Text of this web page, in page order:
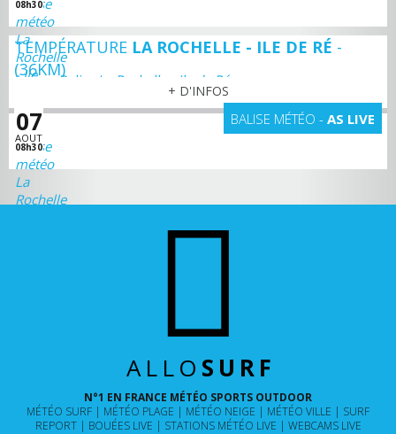
08h30
Balise La Rochelle - Ile de Ré
TEMPÉRATURE LA ROCHELLE - ILE DE RÉ -
(36KM)
07
AOUT
08h30
BALISE MÉTÉO - AS LIVE
+ D'INFOS
ALLO SURF
N°1 EN FRANCE MÉTÉO SPORTS OUTDOOR
MÉTÉO SURF
MÉTÉO PLAGE MÉTÉO NEIGE MÉTÉO VILLE
SURF
REPORT
BOUÉES LIVE STATIONS MÉTÉO LIVE WEBCAMS LIVE